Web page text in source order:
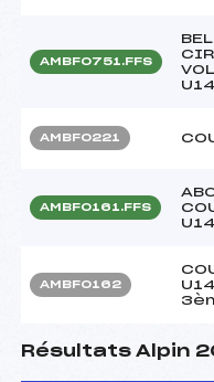
AMBF0751.FFS
AMBF0221
AMBF0161.FFS
AMBF0162
Résultats Alpin